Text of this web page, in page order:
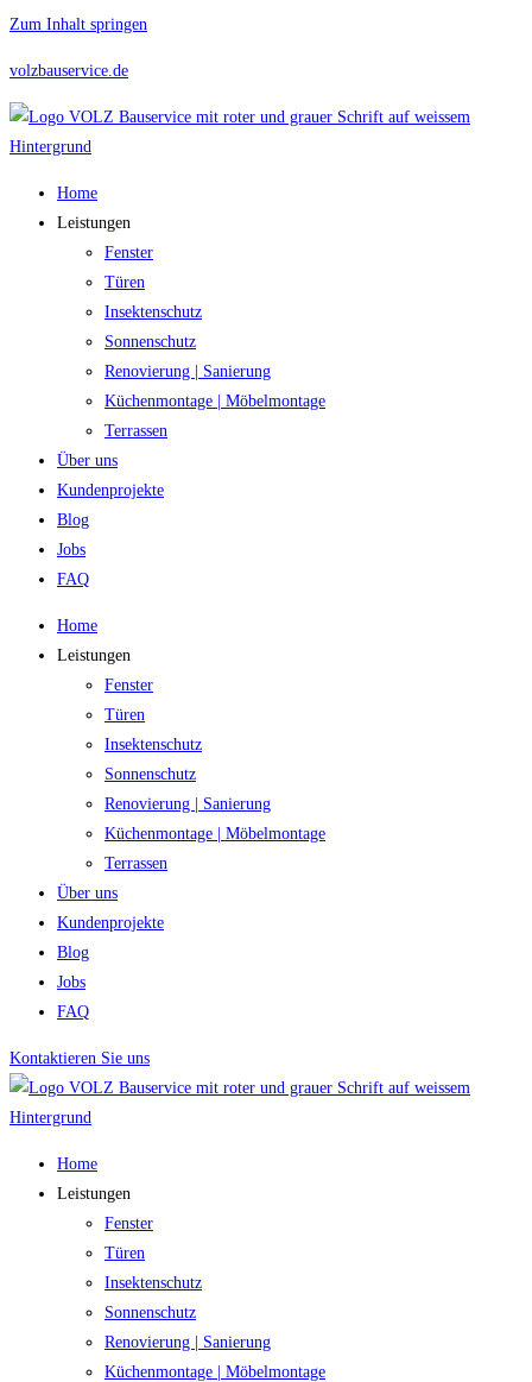
Zum Inhalt springen
volzbauservice.de
Home
Leistungen
Fenster
Türen
Insektenschutz
Sonnenschutz
Renovierung | Sanierung
Küchenmontage | Möbelmontage
Terrassen
Über uns
Kundenprojekte
Blog
Jobs
FAQ
Home
Leistungen
Fenster
Türen
Insektenschutz
Sonnenschutz
Renovierung | Sanierung
Küchenmontage | Möbelmontage
Terrassen
Über uns
Kundenprojekte
Blog
Jobs
FAQ
Kontaktieren Sie uns
Home
Leistungen
Fenster
Türen
Insektenschutz
Sonnenschutz
Renovierung | Sanierung
Küchenmontage | Möbelmontage